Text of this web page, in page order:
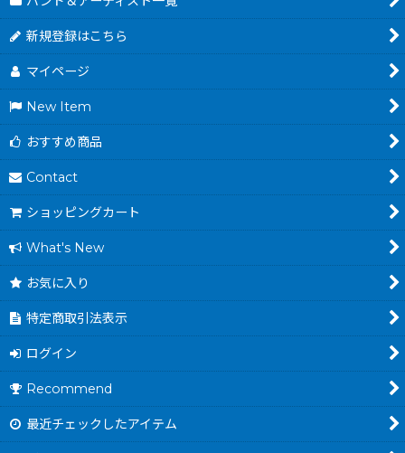
新規登録はこちら
マイページ
New Item
おすすめ商品
Contact
ショッピングカート
What's New
お気に入り
特定商取引法表示
ログイン
Recommend
最近チェックしたアイテム